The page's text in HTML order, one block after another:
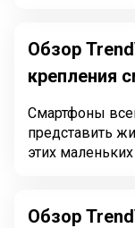
Обзор
крепления
Смартфоны
представить
этих маленьких
Обзор